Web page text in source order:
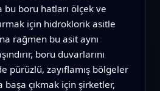
bu boru hatları ölçek ve
için hidroklorik asitle
rağmen bu asit aynı
boru duvarlarını
pürüzlü, zayıflamış bölgeler
çıkmak için şirketler,